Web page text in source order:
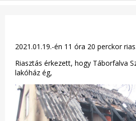
2021.01.19.-én 11 óra 20 perckor
Riasztás érkezett, hogy Táborfalva
lakóház ég,